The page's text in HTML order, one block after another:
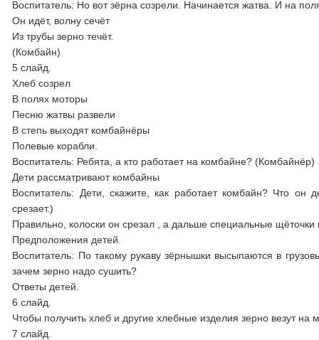
Воспитатель: Но вот зёрна созрели. Начинается жатва. И на
Он идёт, волну сечёт
Из трубы зерно течёт.
(Комбайн)
5 слайд.
Хлеб созрел
В полях моторы
Песню жатвы развели
В степь выходят комбайнёры
Полевые корабли.
Воспитатель: Ребята, а кто работает на комбайне? (Комбайнёр)
Дети рассматривают комбайны
Воспитатель: Дети, скажите, как работает комбайн? Что
срезает.)
Правильно, колоски он срезал , а дальше специальные
Предположения детей.
Воспитатель: По такому рукаву зёрнышки высыпаются в
зачем зерно надо сушить?
Ответы детей.
6 слайд.
Чтобы получить хлеб и другие хлебные изделия зерно везут
7 слайд.